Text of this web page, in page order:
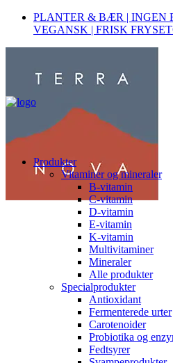
PLANTER & BÆR | INGEN
VEGANSK | FRISK
Produkter
Vitaminer og mineraler
B-vitamin
C-vitamin
D-vitamin
E-vitamin
K-vitamin
Multivitaminer
Mineraler
Alle produkter
Specialprodukter
Antioxidant
Fermenterede urter
Carotenoider
Probiotika og
Fedtsyrer